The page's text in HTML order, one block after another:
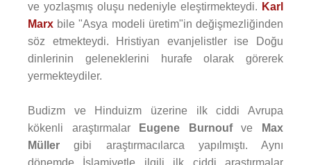
ve yozlaşmış oluşu nedeniyle eleştirmekteydi. Karl
Marx bile "Asya modeli üretim"in değişmezliğinden
söz etmekteydi. Hristiyan evanjelistler ise Doğu
dinlerinin geleneklerini hurafe olarak görerek
yermekteydiler.
Budizm ve Hinduizm üzerine ilk ciddi Avrupa
kökenli araştırmalar
Eugene Burnoufve
Max
Müller gibi araştırmacılarca yapılmıştı. Aynı
dönemde İslamiyetle ilgili ilk ciddi araştırmalar